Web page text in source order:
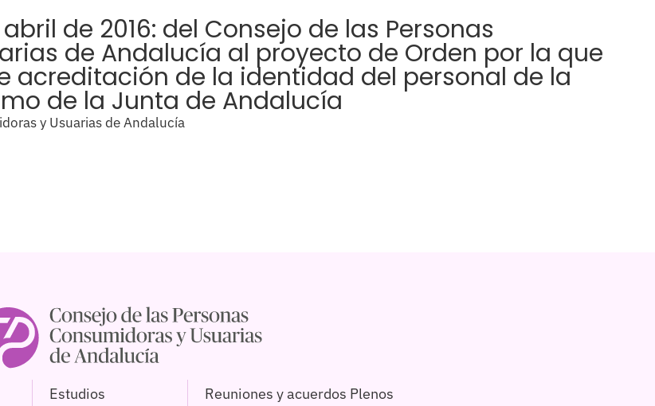
de 2016: del Consejo de las Personas
de Andalucía al proyecto de Orden por la que
acreditación de la identidad del personal de la
de la Junta de Andalucía
y Usuarias de Andalucía
Estudios Reuniones y acuerdos Plenos